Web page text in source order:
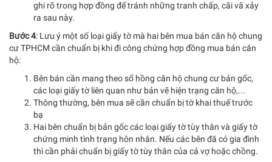
ghi rõ trong hợp đồng để tránh những tranh chấp, cãi vã xảy
ra sau này.
Bước 4: Lưu ý một số loại giấy tờ mà hai bên mua bán căn hộ chung
cư TPHCM cần chuẩn bị khi đi công chứng hợp đồng mua bán căn
hộ:
Bên bán cần mang theo sổ hồng căn hộ chung cư bản gốc,
các loại giấy tờ liên quan như bản vẽ hiện trạng căn hộ,...
Thông thường, bên mua sẽ cần chuẩn bị tờ khai thuế trước
bạ
Hai bên chuẩn bị bản gốc các loại giấy tờ tùy thân và giấy tờ
chứng minh tình trạng hôn nhân. Nếu các bên đã có gia đình
thì cần phải chuẩn bị giấy tờ tùy thân của cả vợ hoặc chồng.